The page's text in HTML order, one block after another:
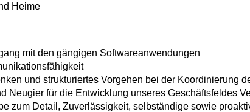
Heime
mit den gängigen Softwareanwendungen
und strukturiertes Vorgehen bei der Koordinierung
Neugier für die Entwicklung unseres Geschäftsfeldes
zum Detail, Zuverlässigkeit, selbständige sowie